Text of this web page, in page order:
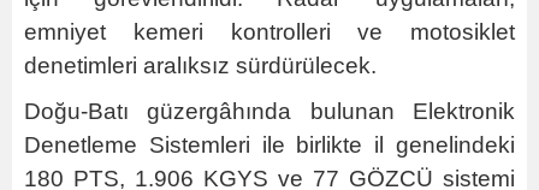
emniyet kemeri kontrolleri ve motosiklet
denetimleri aralıksız sürdürülecek.
Doğu-Batı güzergâhında bulunan Elektronik
Denetleme Sistemleri ile birlikte il genelindeki
180 PTS, 1.906 KGYS ve 77 GÖZCÜ sistemi